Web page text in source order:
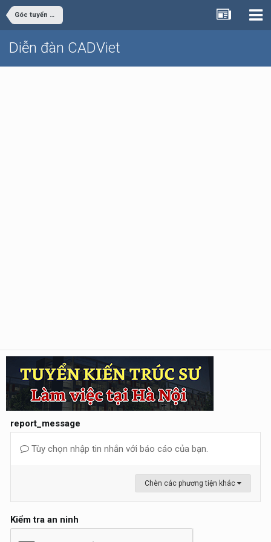
Góc tuyển dụng
Diễn đàn CADViet
report_message
Tùy chọn nhập tin nhắn với báo cáo của bạn.
Chèn các phương tiện khác
Kiểm tra an ninh